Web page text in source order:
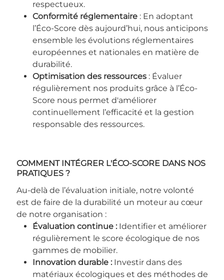
respectueux.
Conformité réglementaire: En adoptant
l’Éco-Score dès aujourd’hui, nous anticipons
ensemble les évolutions réglementaires
européennes et nationales en matière de
durabilité.
Optimisation des ressources: Évaluer
régulièrement nos produits grâce à l’Éco-
Score nous permet d'améliorer
continuellement l’efficacité et la gestion
responsable des ressources.
COMMENT INTÉGRER L'ÉCO-SCORE DANS NOS
PRATIQUES ?
Au-delà de l’évaluation initiale, notre volonté
est de faire de la durabilité un moteur au cœur
de notre organisation :
Évaluation continue :Identifier et améliorer
régulièrement le score écologique de nos
gammes de mobilier.
Innovation durable :Investir dans des
matériaux écologiques et des méthodes de